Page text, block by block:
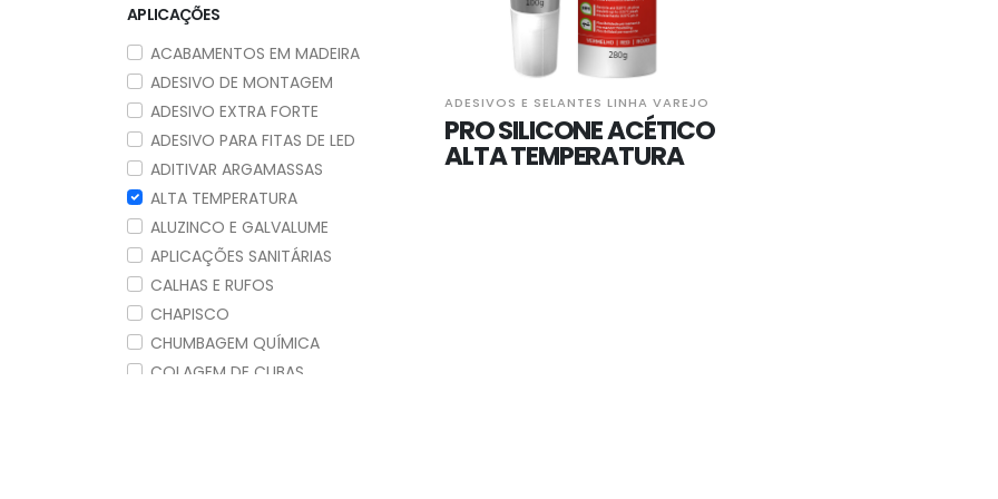
APLICAÇÕES
ACABAMENTOS EM MADEIRA
ADESIVO DE MONTAGEM
ADESIVO EXTRA FORTE
ADESIVO PARA FITAS DE LED
ADITIVAR ARGAMASSAS
ALTA TEMPERATURA
ALUZINCO E GALVALUME
APLICAÇÕES SANITÁRIAS
CALHAS E RUFOS
CHAPISCO
CHUMBAGEM QUÍMICA
COLAGEM DE CUBAS
ADESIVOS E SELANTES LINHA VAREJO
PRO SILICONE ACÉTICO
ALTA TEMPERATURA